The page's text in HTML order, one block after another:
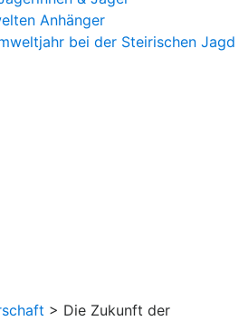
Anhänger
bei der Steirischen Jagd
> Die Zukunft der